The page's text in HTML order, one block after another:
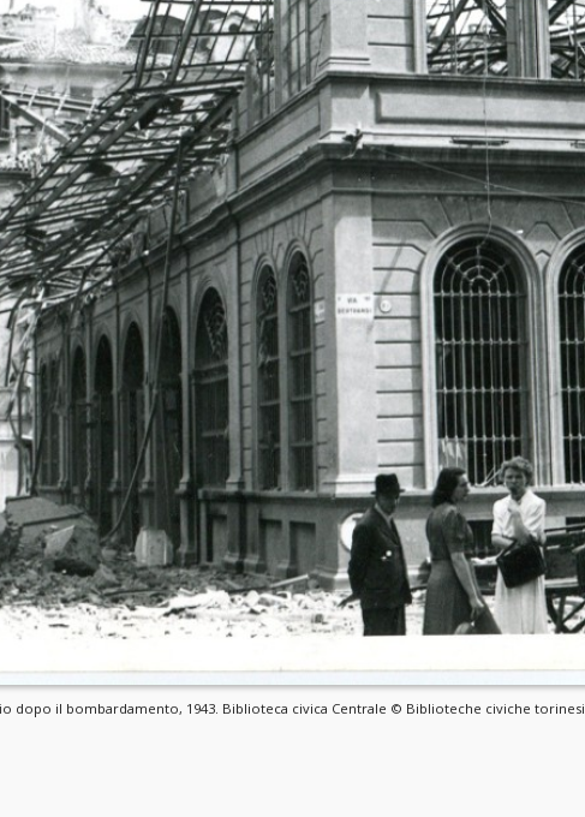
dopo il bombardamento, 1943. Biblioteca civica Centrale © Biblioteche civiche torinesi